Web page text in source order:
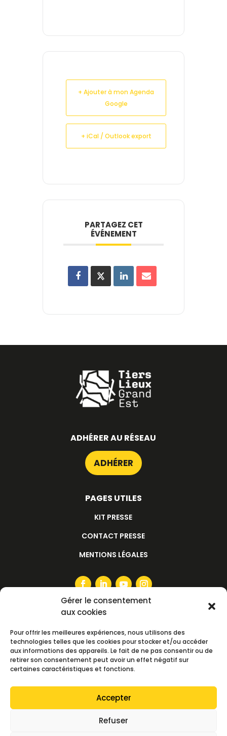
Gérer le consentement
aux cookies
Pour offrir les meilleures expériences, nous utilisons des
technologies telles que les cookies pour stocker et/ou accéder
aux informations des appareils. Le fait de ne pas consentir ou de
retirer son consentement peut avoir un effet négatif sur
certaines caractéristiques et fonctions.
Accepter
Refuser
+ Ajouter à mon Agenda
Google
+ iCal / Outlook export
PARTAGEZ CET
ÉVÉNEMENT
ADHÉRER AU RÉSEAU
ADHÉRER
PAGES UTILES
KIT PRESSE
CONTACT PRESSE
MENTIONS LÉGALES
S'ABONNER À LA NEWSLETTER
> TOUTES LES NEWSLETTERS